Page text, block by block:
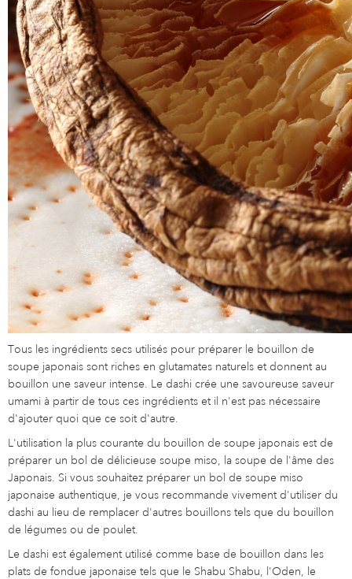
Tous les ingrédients secs utilisés pour préparer le bouillon de
soupe japonais sont riches en glutamates naturels et donnent au
bouillon une saveur intense. Le dashi crée une savoureuse saveur
umami à partir de tous ces ingrédients et il n'est pas nécessaire
d'ajouter quoi que ce soit d'autre.
L'utilisation la plus courante du bouillon de soupe japonais est de
préparer un bol de délicieuse soupe miso, la soupe de l'âme des
Japonais. Si vous souhaitez préparer un bol de soupe miso
japonaise authentique, je vous recommande vivement d'utiliser du
dashi au lieu de remplacer d'autres bouillons tels que du bouillon
de légumes ou de poulet.
Le dashi est également utilisé comme base de bouillon dans les
plats de fondue japonaise tels que le Shabu Shabu, l'Oden, le